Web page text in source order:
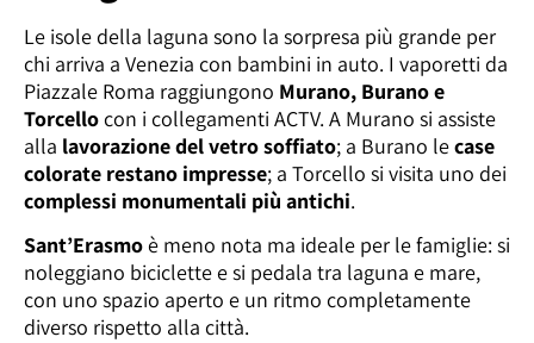
Le isole della laguna sono la sorpresa più grande per
chi arriva a Venezia con bambini in auto. I vaporetti da
Piazzale Roma raggiungono Murano, Burano e
Torcellocon i collegamenti ACTV. A Murano si assiste
alla lavorazione del vetro soffiato; a Burano lecase
colorate restano impresse; a Torcello si visita uno dei
complessi monumentali più antichi.
Sant’Erasmoè meno nota ma ideale per le famiglie: si
noleggiano biciclette e si pedala tra laguna e mare,
con uno spazio aperto e un ritmo completamente
diverso rispetto alla città.